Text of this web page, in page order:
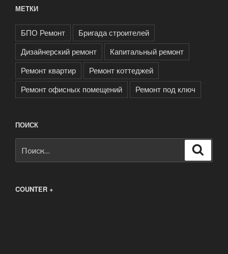
МЕТКИ
БПО Ремонт
Бригада строителей
Дизайнерский ремонт
Капитальный ремонт
Ремонт квартир
Ремонт коттеджей
Ремонт офисных помещений
Ремонт под ключ
ПОИСК
COUNTER +